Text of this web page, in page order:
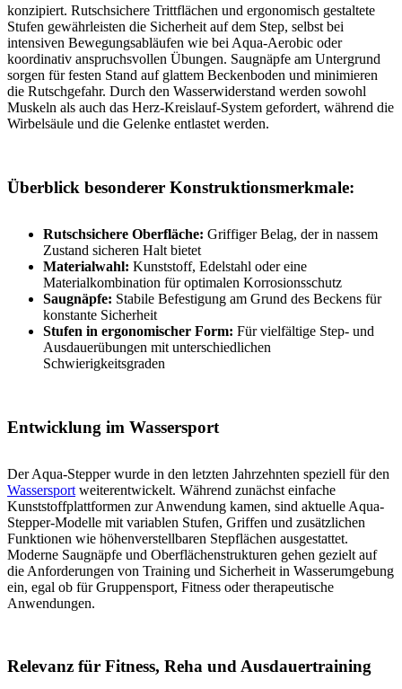
konzipiert. Rutschsichere Trittflächen und ergonomisch gestaltete
Stufen gewährleisten die Sicherheit auf dem Step, selbst bei
intensiven Bewegungsabläufen wie bei Aqua-Aerobic oder
koordinativ anspruchsvollen Übungen. Saugnäpfe am Untergrund
sorgen für festen Stand auf glattem Beckenboden und minimieren
die Rutschgefahr. Durch den Wasserwiderstand werden sowohl
Muskeln als auch das Herz-Kreislauf-System gefordert, während die
Wirbelsäule und die Gelenke entlastet werden.
Überblick besonderer Konstruktionsmerkmale:
Rutschsichere Oberfläche: Griffiger Belag, der in nassem
Zustand sicheren Halt bietet
Materialwahl: Kunststoff, Edelstahl oder eine
Materialkombination für optimalen Korrosionsschutz
Saugnäpfe: Stabile Befestigung am Grund des Beckens für
konstante Sicherheit
Stufen in ergonomischer Form: Für vielfältige Step- und
Ausdauerübungen mit unterschiedlichen
Schwierigkeitsgraden
Entwicklung im Wassersport
Der Aqua-Stepper wurde in den letzten Jahrzehnten speziell für den
Wassersport weiterentwickelt. Während zunächst einfache
Kunststoffplattformen zur Anwendung kamen, sind aktuelle Aqua-
Stepper-Modelle mit variablen Stufen, Griffen und zusätzlichen
Funktionen wie höhenverstellbaren Stepflächen ausgestattet.
Moderne Saugnäpfe und Oberflächenstrukturen gehen gezielt auf
die Anforderungen von Training und Sicherheit in Wasserumgebung
ein, egal ob für Gruppensport, Fitness oder therapeutische
Anwendungen.
Relevanz für Fitness, Reha und Ausdauertraining